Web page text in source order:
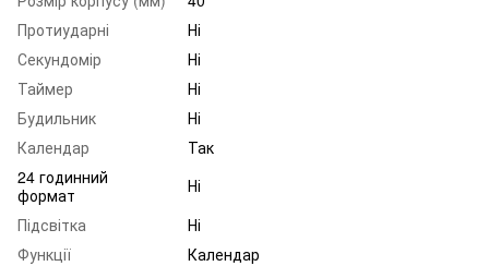
Протиударні
Ні
Секундомір
Ні
Таймер
Ні
Будильник
Ні
Календар
Так
24 годинний
формат
Ні
Підсвітка
Ні
Функції
Календар